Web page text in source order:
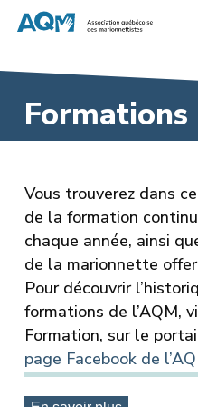
Skip
Formations
Vous trouverez dans
de la formation
chaque année, ainsi
de la marionnette
Pour découvrir
formations de l’AQM,
Formation, sur le
page Facebook de